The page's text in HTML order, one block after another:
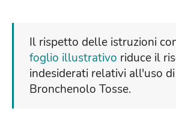
Il rispetto delle istruzioni
foglio illustrativo riduce il
indesiderati relativi all'uso di
Bronchenolo Tosse.